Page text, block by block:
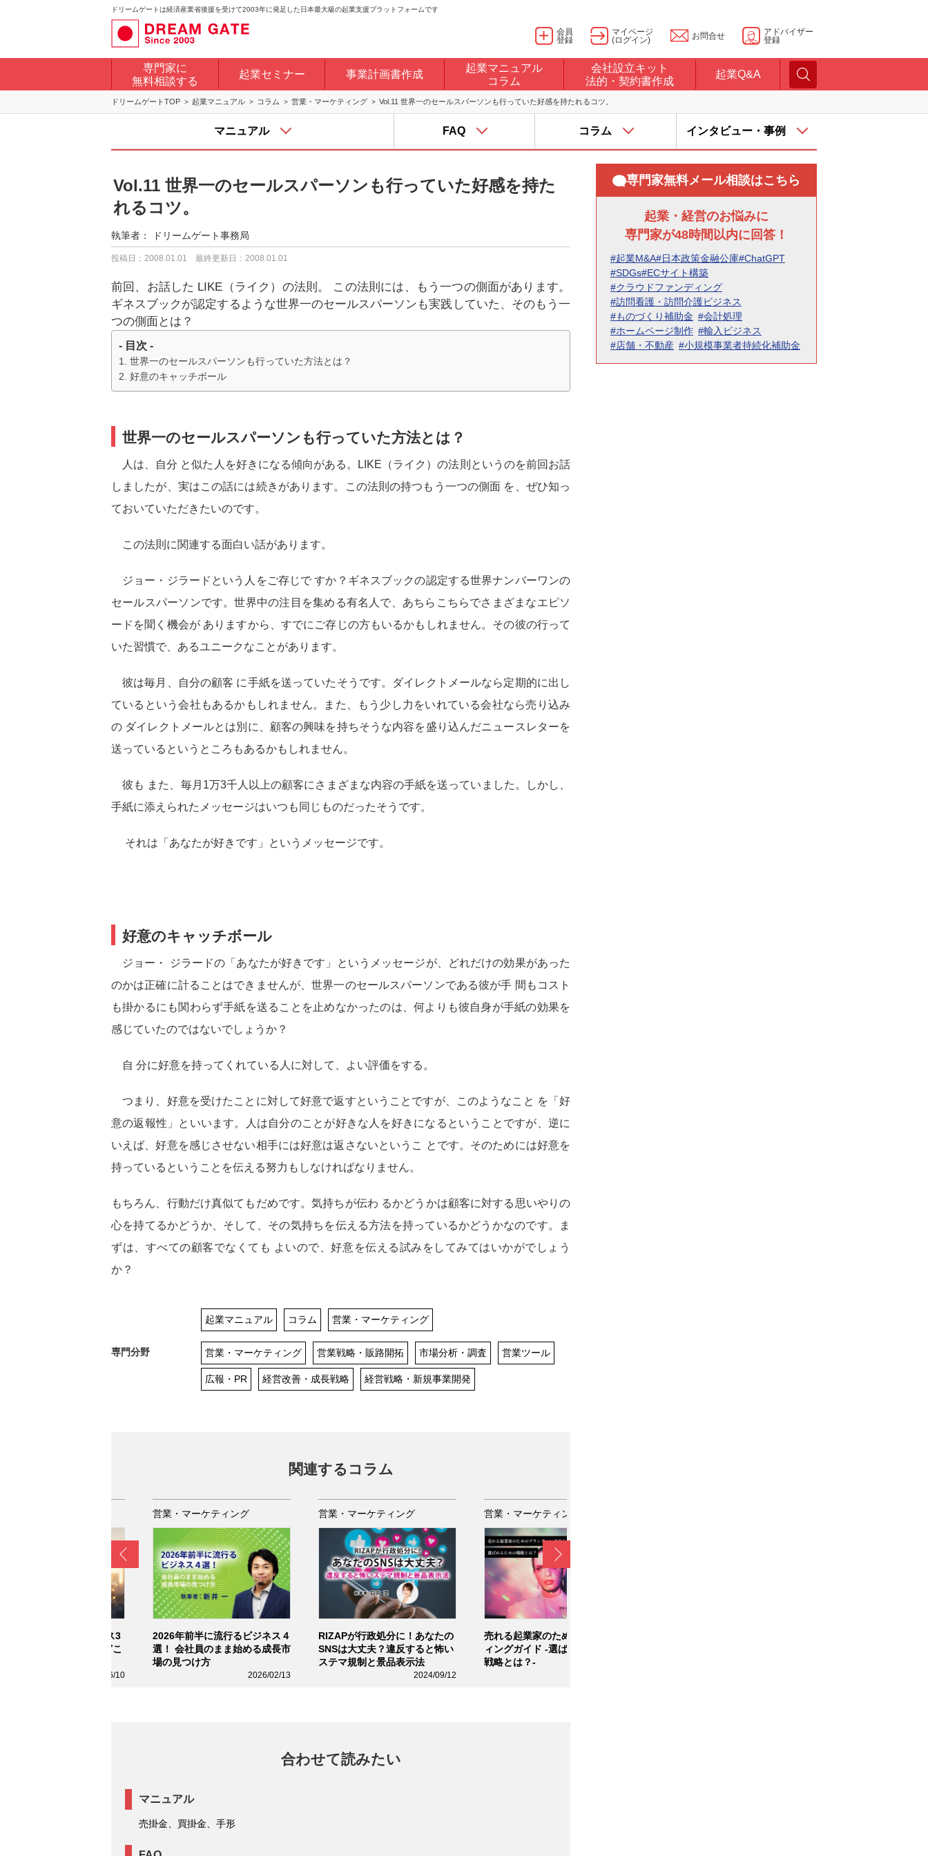
ドリームゲートは経済産業省後援を受けて2003年に発足した日本最大級の起業支援プラットフォームです
会員
登録
マイページ
(ログイン)
お問合せ
アドバイザー
登録
専門家に
無料相談する
起業セミナー 事業計画書作成
起業マニュアル
コラム
会社設立キット
法的・契約書作成
起業Q&A
ドリームゲートTOP 起業マニュアル コラム 営業・マーケティング Vol.11 世界一のセールスパーソンも行っていた好感を持たれるコツ。
マニュアル FAQ コラム インタビュー・事例
Vol.11 世界一のセールスパーソンも行っていた好感を持た
れるコツ。
執筆者： ドリームゲート事務局
投稿日：2008.01.01 最終更新日：2008.01.01
前回、お話した LIKE（ライク）の法則。 この法則には、もう一つの側面があります。
ギネスブックが認定するような世界一のセールスパーソンも実践していた、そのもう一
つの側面とは？
- 目次 -
世界一のセールスパーソンも行っていた方法とは？
好意のキャッチボール
世界一のセールスパーソンも行っていた方法とは？
人は、自分 と似た人を好きになる傾向がある。LIKE（ライク）の法則というのを前回お話
しましたが、実はこの話には続きがあります。この法則の持つもう一つの側面 を、ぜひ知っ
ておいていただきたいのです。
この法則に関連する面白い話があります。
ジョー・ジラードという人をご存じで すか？ギネスブックの認定する世界ナンバーワンの
セールスパーソンです。世界中の注目を集める有名人で、あちらこちらでさまざまなエピソ
ードを聞く機会が ありますから、すでにご存じの方もいるかもしれません。その彼の行って
いた習慣で、あるユニークなことがあります。
彼は毎月、自分の顧客 に手紙を送っていたそうです。ダイレクトメールなら定期的に出し
ているという会社もあるかもしれません。また、もう少し力をいれている会社なら売り込み
の ダイレクトメールとは別に、顧客の興味を持ちそうな内容を盛り込んだニュースレターを
送っているというところもあるかもしれません。
彼も また、毎月1万3千人以上の顧客にさまざまな内容の手紙を送っていました。しかし、
手紙に添えられたメッセージはいつも同じものだったそうです。
それは「あなたが好きです」というメッセージです。
好意のキャッチボール
ジョー・ ジラードの「あなたが好きです」というメッセージが、どれだけの効果があった
のかは正確に計ることはできませんが、世界一のセールスパーソンである彼が手 間もコスト
も掛かるにも関わらず手紙を送ることを止めなかったのは、何よりも彼自身が手紙の効果を
感じていたのではないでしょうか？
自 分に好意を持ってくれている人に対して、よい評価をする。
つまり、好意を受けたことに対して好意で返すということですが、このようなこと を「好
意の返報性」といいます。人は自分のことが好きな人を好きになるということですが、逆に
いえば、好意を感じさせない相手には好意は返さないというこ とです。そのためには好意を
持っているということを伝える努力もしなければなりません。
もちろん、行動だけ真似てもだめです。気持ちが伝わ るかどうかは顧客に対する思いやりの
心を持てるかどうか、そして、その気持ちを伝える方法を持っているかどうかなのです。ま
ずは、すべての顧客でなくても よいので、好意を伝える試みをしてみてはいかがでしょう
か？
起業マニュアル コラム 営業・マーケティング
専門分野 営業・マーケティング 営業戦略・販路開拓 市場分析・調査 営業ツール
広報・PR 経営改善・成長戦略 経営戦略・新規事業開発
関連するコラム
年後半に流行るビジネス3
AIに奪われない仕事はどこ
2026/06/10
営業・マーケティング
2026年前半に流行るビジネス４
選！ 会社員のまま始める成長市
場の見つけ方
2026/02/13
営業・マーケティング
RIZAPが行政処分に！あなたの
SNSは大丈夫？違反すると怖い
ステマ規制と景品表示法
2024/09/12
営業・マーケティング
売れる起業家のためのブランデ
ィングガイド -選ばれるための
戦略とは？-
Prev
合わせて読みたい
マニュアル
売掛金、買掛金、手形
専門家無料メール相談はこちら
起業・経営のお悩みに
専門家が48時間以内に回答！
#起業M&A#日本政策金融公庫#ChatGPT
#SDGs#ECサイト構築
#クラウドファンディング
#訪問看護・訪問介護ビジネス
#ものづくり補助金 #会計処理
#ホームページ制作 #輸入ビジネス
#店舗・不動産 #小規模事業者持続化補助金